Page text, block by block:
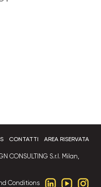
CONTATTI AREA RISERVATA
CONSULTING S.r.l. Milan,
Conditions